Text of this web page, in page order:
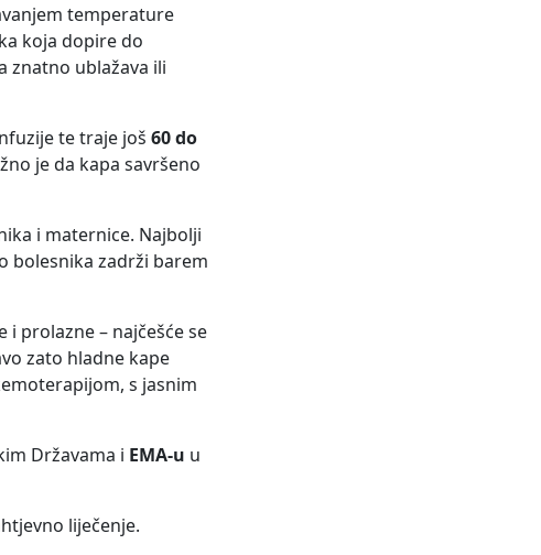
temperature
koja dopire do
znatno ublažava ili
te traje još 60 do
je da kapa savršeno
i maternice. Najbolji
bolesnika zadrži barem
prolazne – najčešće se
zato hladne kape
s jasnim
Državama i EMA-u u
liječenje.